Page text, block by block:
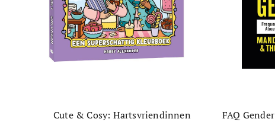
Cute & Cosy: Hartsvriendinnen FAQ Gender